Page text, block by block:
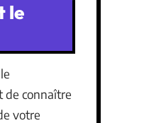
le
de connaître
votre